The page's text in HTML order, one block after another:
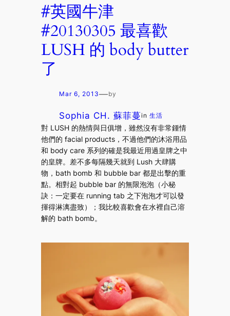
#英國牛津
#20130305 最喜歡
LUSH 的 body butter
了
Mar 6, 2013—by
Sophia CH. 蘇菲蔓in生活
對 LUSH 的熱情與日俱增，雖然沒有非常鍾情
他們的 facial products，不過他們的沐浴用品
和 body care 系列的確是我最近用過皇牌之中
的皇牌。差不多每隔幾天就到 Lush 大肆購
物，bath bomb 和 bubble bar 都是出擊的重
點。相對起 bubble bar 的無限泡泡（小秘
訣：一定要在 running tab 之下泡泡才可以發
揮得淋漓盡致）；我比較喜歡會在水裡自己溶
解的 bath bomb。